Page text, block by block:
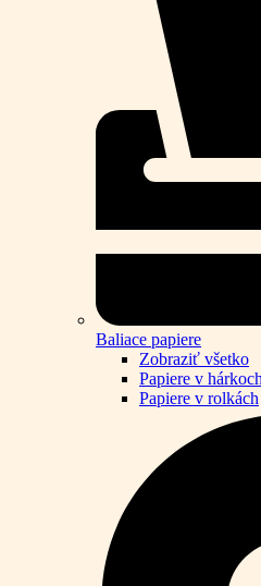
Baliace papiere
Zobraziť všetko
Papiere v
Papiere v rolkách